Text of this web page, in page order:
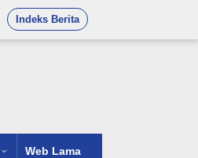
Indeks Berita
Web Lama